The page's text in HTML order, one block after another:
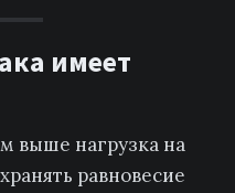
имеет
выше нагрузка на
равновесие